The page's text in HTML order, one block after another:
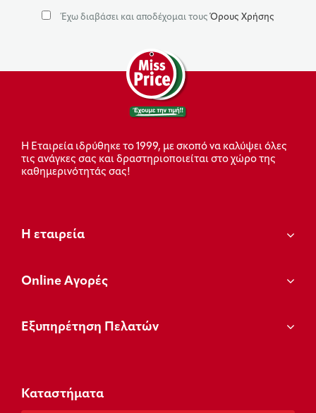
Έχω διαβάσει και αποδέχομαι τουςΌρους Χρήσης
Η Εταιρεία ιδρύθηκε το 1999, με σκοπό να καλύψει όλες
τις ανάγκες σας και δραστηριοποιείται στο χώρο της
καθημερινότητάς σας!
Η εταιρεία
Οnline Αγορές
Εξυπηρέτηση Πελατών
Καταστήματα